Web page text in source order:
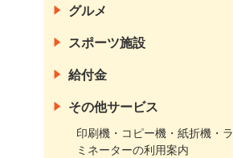
グルメ
スポーツ施設
給付金
その他サービス
印刷機・コピー機・紙折機・ラ
ミネーターの利用案内